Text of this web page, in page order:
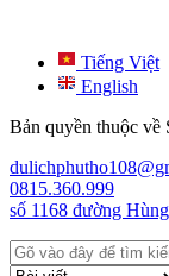
Tiếng Việt
English
Bản quyền thuộc về
0815.360.999
số 1168 đường